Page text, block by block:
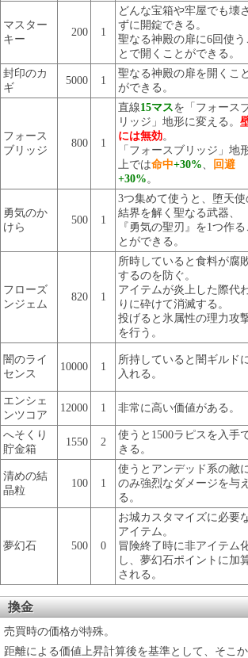
マスター
キー
200 1
どんな宝箱や牢屋でも壊さ
ずに開錠できる。
聖なる神殿の扉に6回使う
とで開くことができる。
封印のカ
ギ
5000 1
聖なる神殿の扉を開くこと
ができる。
フォース
ブリッジ
800 1
直線15マスを「フォース
リッジ」地形に変える。
には無効。
「フォースブリッジ」地
上では命中+30%
回避
+30% 。
勇気のか
けら
500 1
3つ集めて使うと、堕天使
結界を解く聖なる武器、
『勇気の聖刃』を1つ作る
とができる。
フローズ
ンジェム
820 1
所時していると食料が腐
するのを防ぐ。
アイテムが炎上した際代
りに砕けて消滅する。
投げると氷属性の理力攻
を行う。
闇のライ
センス
10000 1
所持していると闇ギルド
入れる。
エンシェ
ンツコア
12000 1 非常に高い価値がある。
へそくり
貯金箱
1550 2
使うと1500ラピスを入手
きる。
清めの結
晶粒
100 1
使うとアンデッド系の敵
のみ強烈なダメージを与え
る。
夢幻石 500 0
お城カスタマイズに必要
アイテム。
冒険終了時に非アイテム
し、夢幻石ポイントに加
される。
換金
売買時の価格が特殊。
距離による価値上昇計算後を基準として、そこ